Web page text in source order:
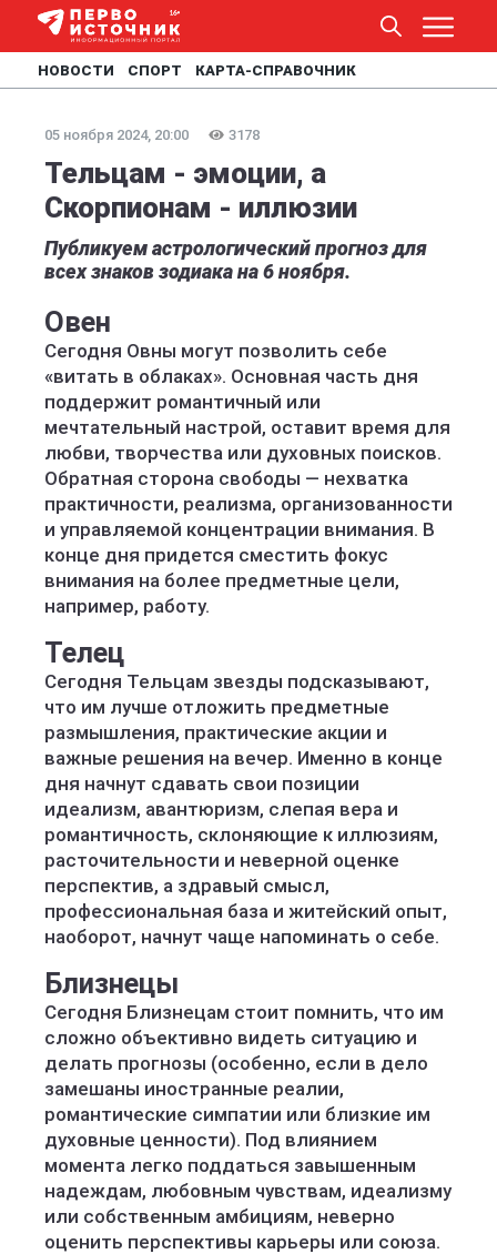
НОВОСТИ СПОРТ КАРТА-СПРАВОЧНИК
05 ноября 2024, 20:00 3178
Тельцам - эмоции, а
Скорпионам - иллюзии
Публикуем астрологический прогноз для
всех знаков зодиака на 6 ноября.
Овен
Сегодня Овны могут позволить себе
«витать в облаках». Основная часть дня
поддержит романтичный или
мечтательный настрой, оставит время для
любви, творчества или духовных поисков.
Обратная сторона свободы — нехватка
практичности, реализма, организованности
и управляемой концентрации внимания. В
конце дня придется сместить фокус
внимания на более предметные цели,
например, работу.
Телец
Сегодня Тельцам звезды подсказывают,
что им лучше отложить предметные
размышления, практические акции и
важные решения на вечер. Именно в конце
дня начнут сдавать свои позиции
идеализм, авантюризм, слепая вера и
романтичность, склоняющие к иллюзиям,
расточительности и неверной оценке
перспектив, а здравый смысл,
профессиональная база и житейский опыт,
наоборот, начнут чаще напоминать о себе.
Близнецы
Сегодня Близнецам стоит помнить, что им
сложно объективно видеть ситуацию и
делать прогнозы (особенно, если в дело
замешаны иностранные реалии,
романтические симпатии или близкие им
духовные ценности). Под влиянием
момента легко поддаться завышенным
надеждам, любовным чувствам, идеализму
или собственным амбициям, неверно
оценить перспективы карьеры или союза.